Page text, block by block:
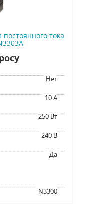
тока
Нет
10 А
250 Вт
240 В
Да
N3300